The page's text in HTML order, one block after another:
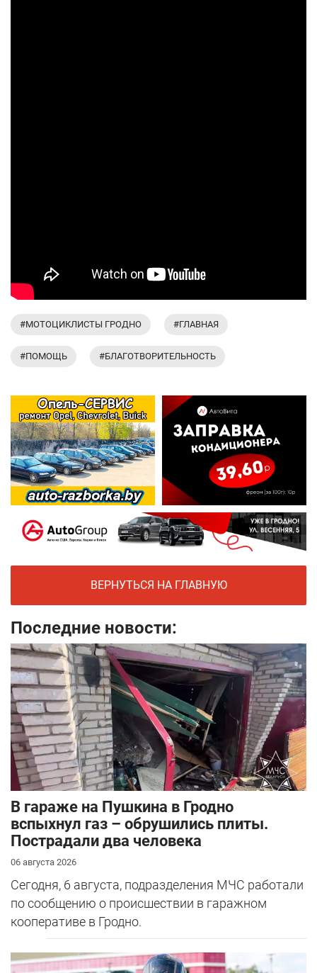
#МОТОЦИКЛИСТЫ ГРОДНО #ГЛАВНАЯ
#ПОМОЩЬ #БЛАГОТВОРИТЕЛЬНОСТЬ
ВЕРНУТЬСЯ НА ГЛАВНУЮ
Последние новости:
В гараже на Пушкина в Гродно
вспыхнул газ – обрушились плиты.
Пострадали два человека
06 августа 2026
Сегодня, 6 августа, подразделения МЧС работали
по сообщению о происшествии в гаражном
кооперативе в Гродно.